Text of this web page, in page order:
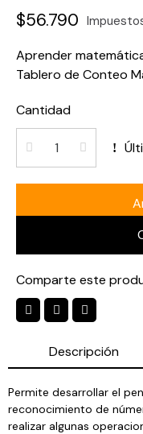
$56.790
Aprender
Tablero de Conteo
Cantidad
Comparte este
Descripción
Permite desarrollar el
reconocimiento de
realizar algunas